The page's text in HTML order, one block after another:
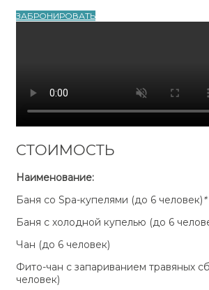
ЗАБРОНИРОВАТЬ
СТОИМОСТЬ
Наименование:
Баня со Spa-купелями (до 6 человек)*
Баня с холодной купелью (до 6
Чан (до 6 человек)
Фито-чан с запариванием травяных
человек)